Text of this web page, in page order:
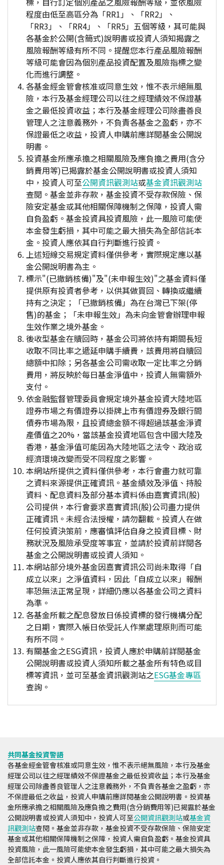
程度由低至高區分為「RR1」、「RR2」、
「RR3」、「RR4」、「RR5」五個等級，其可能與
各基金於公開(含簡式)說明書或投資人須知揭露之
風險報酬等級有所不同。提醒您本行產品風險報酬
等級可能會因為個別產品投資配置及風險指標之變
化而進行調整。
各基金經金管會核准或同意生效，惟不表示絕無風
險，本行及基金經理公司以往之經理績效不保證基
金之最低投資收益；本行及基金經理公司除盡善良
管理人之注意義務外，不負責各基金之盈虧，亦不
保證最低之收益，投資人申購前應詳閱基金公開說
明書。
投資基金所應承擔之相關風險及應負擔之費用(含分
銷費用等)已揭露於基金公開說明書或投資人須知
中，投資人可至公開資訊觀測站或基金資訊觀測站
查閱。基金並非存款，基金投資不受存款保險、保
險安定基金或其他相關保障機制之保障，投資人需
自負盈虧。基金投資具投資風險，此一風險可能使
本金發生虧損，其中可能之最大損失為全部信託本
金。投資人應依其自行判斷進行投資。
上述短線交易規定資料僅供參考，實際規定應以基
金公開說明書為主。
標示"(已撤銷核備)"及"(未申報生效)"之基金資料僅
提供原有投資者參考，以供其做買回、轉換或繼續
持有之決定；「已撤銷核備」為在台灣已下架(停
售)的基金；「未申報生效」為未向金管會辦理申報
生效作業之境外基金。
後收型基金在贖回時，基金公司將依持有期間長短
收取不同比率之遞延申購手續費，該費用將自贖回
總額中扣除；另各基金公司需收取一定比率之分銷
費用，將反映於每日基金淨值中，投資人無需額外
支付。
依金融監督管理委員會規定境外基金投資大陸地區
證券市場之有價證券以掛牌上市有價證券及銀行間
債券市場為限，且投資總金額不得超過該基金淨資
產價值之20%，當該基金投資地區包含中國大陸及
香港，基金淨值可能因為大陸地區之法令、政治或
經濟環境改變而受不同程度之影響。
本網站所提供之資料僅供參考，本行會盡力就可靠
之資料來源提供正確資訊。基金績效及淨值、持股
資料、配息資料及部分基本資料係由嘉實資訊(股)
公司提供，本行會要求嘉實資訊(股)公司盡力提供
正確資訊。未經合法授權，請勿翻載。投資人在做
任何投資決策前，應審慎評估自身之投資目標、財
務狀況及風險承受度等事宜，並請於投資前詳閱各
基金之公開說明書或投資人須知。
本網站部分境外基金因嘉實資訊公司尚未取得「自
成立以來」之淨值資料，因此「自成立以來」報酬
率恐無法正常呈現，詳細仍應以各基金公司之資料
為準。
各基金所載之配息發放日係投資標的發行機構分配
之日期，實際入帳日依受託人作業處理原則而可能
有所不同。
有關基金之ESG資訊，投資人應於申購前詳閱基金
公開說明書或投資人須知所載之基金所有特色或目
標等資訊，並可至基金資訊觀測站之ESG基金專區
查詢。
共同基金投資警語
各基金經金管會核准或同意生效，惟不表示絕無風險，本行及基金
經理公司以往之經理績效不保證基金之最低投資收益；本行及基金
經理公司除盡善良管理人之注意義務外，不負責各基金之盈虧，亦
不保證最低之收益，投資人申購前應詳閱基金公開說明書。投資基
金所應承擔之相關風險及應負擔之費用(含分銷費用等)已揭露於基金
公開說明書或投資人須知中，投資人可至公開資訊觀測站或基金資
訊觀測站查閱。基金並非存款，基金投資不受存款保險、保險安定
基金或其他相關保障機制之保障，投資人需自負盈虧。基金投資具
投資風險，此一風險可能使本金發生虧損，其中可能之最大損失為
全部信託本金。投資人應依其自行判斷進行投資。